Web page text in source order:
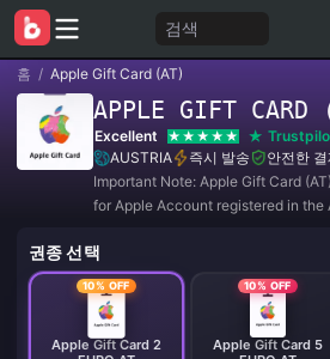
검색
홈 / Apple Gift Card (AT)
APPLE GIFT CARD
Excellent
AUSTRIA
즉시 발송
안전한 결
Important Note: Apple Gift Card
for Apple Account registered in
권종 선택
10% OFF
Apple Gift Card 2
10% OFF
Apple Gift Card 5